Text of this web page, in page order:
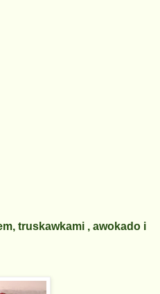
truskawkami , awokado i